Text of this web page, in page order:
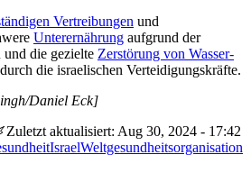
Vertreibungen und
Unterernährung aufgrund der
die gezielte Zerstörung von Wasser-
durch die israelischen Verteidigungskräfte.
Daniel Eck]
Zuletzt aktualisiert: Aug 30, 2024 - 17:42
IsraelWeltgesundheitsorganisation